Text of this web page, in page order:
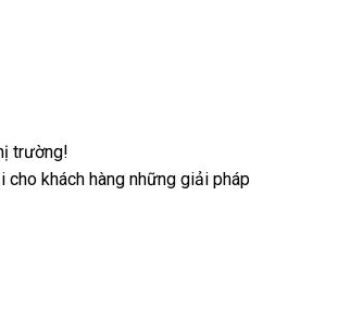
trường!
khách hàng những giải pháp